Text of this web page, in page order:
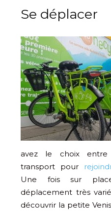
Se déplacer
avez le choix entre
transport pour
Une fois sur
déplacement très
découvrir la petite